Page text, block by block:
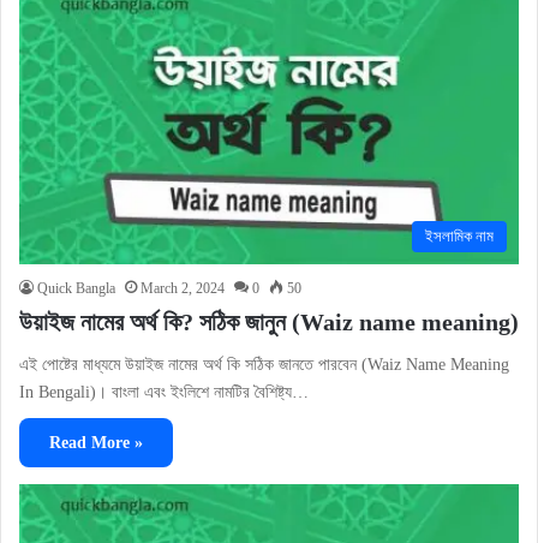
ইসলামিক নাম
Quick Bangla March 2, 2024 0 50
উয়াইজ নামের অর্থ কি? সঠিক জানুন (Waiz name meaning)
এই পোষ্টের মাধ্যমে উয়াইজ নামের অর্থ কি সঠিক জানতে পারবেন (Waiz Name Meaning
In Bengali)। বাংলা এবং ইংলিশে নামটির বৈশিষ্ট্য…
Read More »